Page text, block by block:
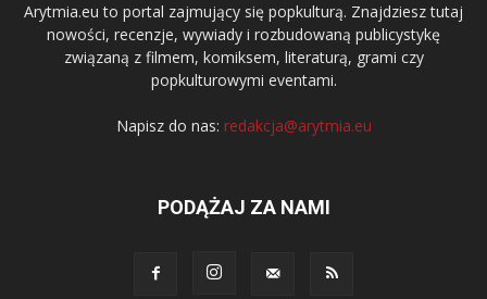
Arytmia.eu to portal zajmujący się popkulturą. Znajdziesz tutaj
nowości, recenzje, wywiady i rozbudowaną publicystykę
związaną z filmem, komiksem, literaturą, grami czy
popkulturowymi eventami.
Napisz do nas: redakcja@arytmia.eu
PODĄŻAJ ZA NAMI